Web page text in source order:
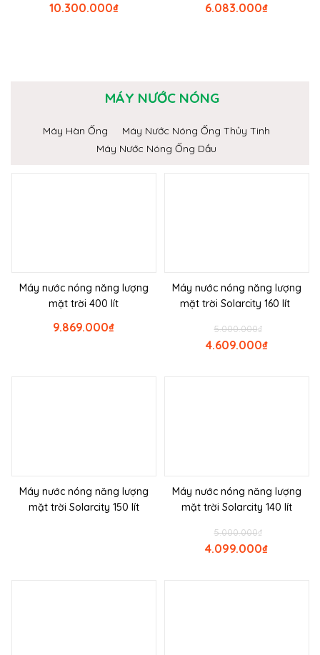
₫
10.300.000 ₫
6.083.000
MÁY NƯỚC NÓNG
Máy Hàn Ống
Máy Nước Nóng Ống Thủy Tinh
Máy Nước Nóng Ống Dầu
Máy nước nóng năng lượng
mặt trời 400 lít
₫
9.869.000
Máy nước nóng năng lượng
mặt trời Solarcity 160 lít
₫
5.000.000
₫
4.609.000
Máy nước nóng năng lượng
mặt trời Solarcity 150 lít
Máy nước nóng năng lượng
mặt trời Solarcity 140 lít
₫
5.000.000
₫
4.099.000